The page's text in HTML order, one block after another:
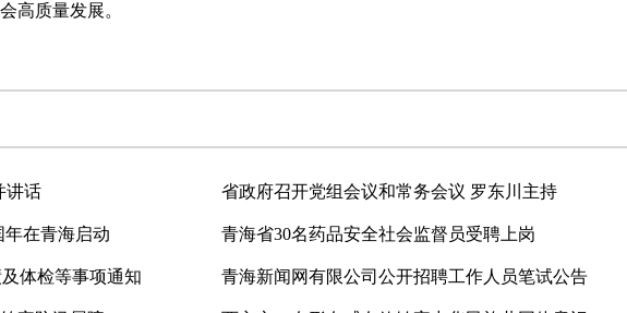
高质量发展。
讲话 省政府召开党组会议和常务会议 罗东川主持
年在青海启动 青海省30名药品安全社会监督员受聘上岗
体检等事项通知 青海新闻网有限公司公开招聘工作人员笔试公告